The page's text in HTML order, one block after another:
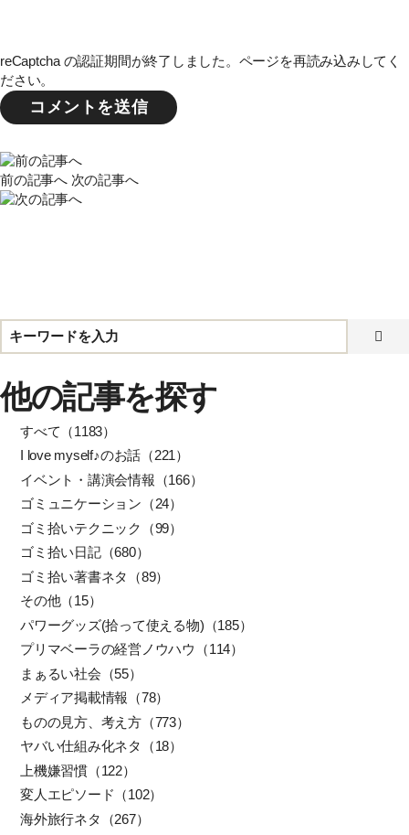
reCaptcha の認証期間が終了しました。ページを再読み込みしてく
ださい。
前の記事へ 次の記事へ
他の記事を探す
すべて（1183）
I love myself♪のお話（221）
イベント・講演会情報（166）
ゴミュニケーション（24）
ゴミ拾いテクニック（99）
ゴミ拾い日記（680）
ゴミ拾い著書ネタ（89）
その他（15）
パワーグッズ(拾って使える物)（185）
プリマベーラの経営ノウハウ（114）
まぁるい社会（55）
メディア掲載情報（78）
ものの見方、考え方（773）
ヤバい仕組み化ネタ（18）
上機嫌習慣（122）
変人エピソード（102）
海外旅行ネタ（267）